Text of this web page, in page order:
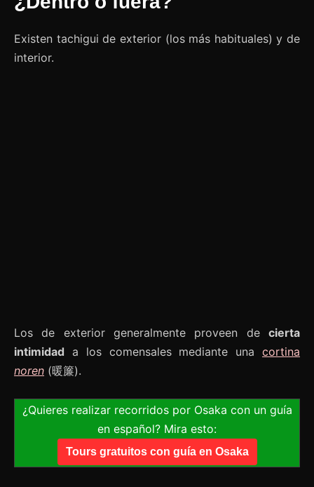
Existen tachigui de exterior (los más habituales) y de
interior.
Los de exterior generalmente proveen de cierta
intimidad a los comensales mediante una cortina
noren (暖簾).
¿Quieres realizar recorridos por Osaka con un guía
en español? Mira esto:
Tours gratuitos con guía en Osaka